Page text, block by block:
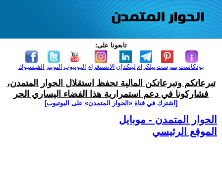
تابعونا على:
الفيسبوك التويتر اليوتيوب الانستغرام لينكدإن تيلكرامبنترست بودكاست
تبرعاتكم وتبرعاتكن المالية تحفظ استقلال الحوار المتمدن،
فشاركونا في دعم استمرارية هذا الفضاء اليساري الحر
[اشترك في قناة ‫«الحوار المتمدن» على اليوتيوب]
الحوار المتمدن - موبايل
الموقع الرئيسي